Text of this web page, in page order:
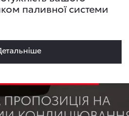
паливної системи